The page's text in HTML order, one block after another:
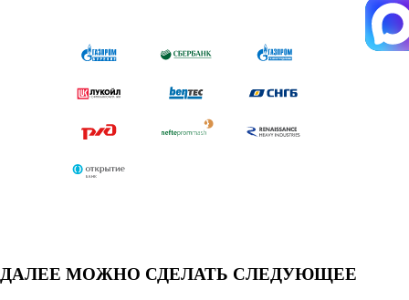
ДАЛЕЕ МОЖНО СДЕЛАТЬ СЛЕДУЮЩЕЕ